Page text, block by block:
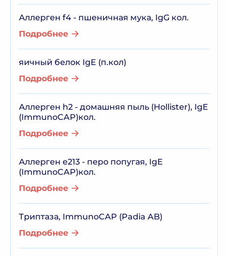
Аллерген f4 - пшеничная мука, IgG кол.
Подробнее
яичный белок IgE (п.кол)
Подробнее
Аллерген h2 - домашняя пыль (Hollister), IgE
(ImmunoCAP)кол.
Подробнее
Аллерген e213 - перо попугая, IgE
(ImmunoCAP)кол.
Подробнее
Триптаза, ImmunoCAP (Padia AB)
Подробнее